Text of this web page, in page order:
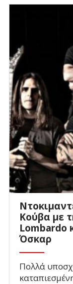
Κούβα με
Lombardo
Όσκαρ
Πολλά